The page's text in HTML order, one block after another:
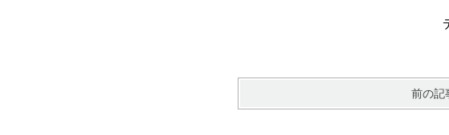
ディレクタ
前の記